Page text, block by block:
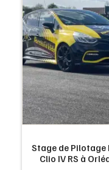
Stage de Pilotage
Clio IV RS à